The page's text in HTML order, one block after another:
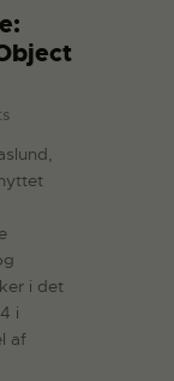
i det
i
af